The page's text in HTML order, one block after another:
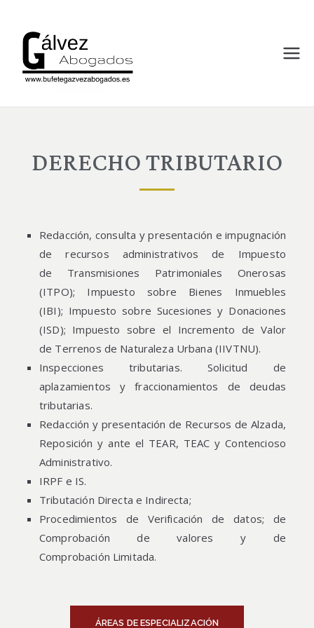
bufetegalv
ezabogado
Despacho de Abogados en
DERECHO TRIBUTARIO
Redacción, consulta y presentación e impugnación
de recursos administrativos de Impuesto
de Transmisiones Patrimoniales Onerosas
(ITPO); Impuesto sobre Bienes Inmuebles
(IBI); Impuesto sobre Sucesiones y Donaciones
(ISD); Impuesto sobre el Incremento de Valor
de Terrenos de Naturaleza Urbana (IIVTNU).
Inspecciones tributarias. Solicitud de
aplazamientos y fraccionamientos de deudas
tributarias.
Redacción y presentación de Recursos de Alzada,
Reposición y ante el TEAR, TEAC y Contencioso
Administrativo.
IRPF e IS.
Tributación Directa e Indirecta;
Procedimientos de Verificación de datos; de
Comprobación de valores y de
Comprobación Limitada.
ÁREAS DE ESPECIALIZACIÓN